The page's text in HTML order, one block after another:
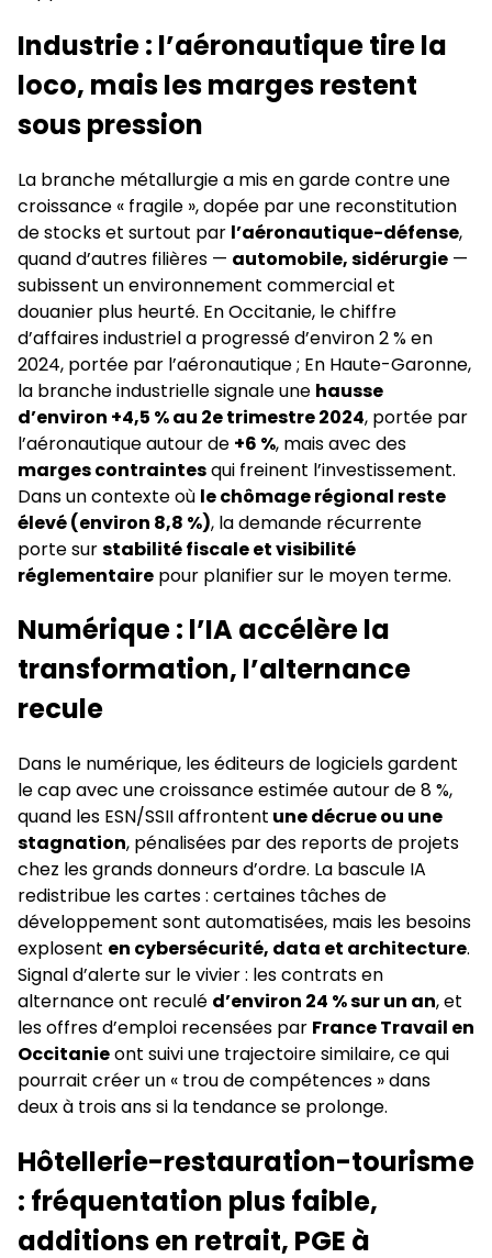
Industrie : l’aéronautique tire la
loco, mais les marges restent
sous pression
La branche métallurgie a mis en garde contre une
croissance « fragile », dopée par une reconstitution
de stocks et surtout par l’aéronautique-défense,
quand d’autres filières — automobile, sidérurgie —
subissent un environnement commercial et
douanier plus heurté. En Occitanie, le chiffre
d’affaires industriel a progressé d’environ 2 % en
2024, portée par l’aéronautique ; En Haute-Garonne,
la branche industrielle signale une hausse
d’environ +4,5 % au 2e trimestre 2024, portée par
l’aéronautique autour de +6 %, mais avec des
marges contraintesqui freinent l’investissement.
Dans un contexte où le chômage régional reste
élevé (environ 8,8 %), la demande récurrente
porte surstabilité fiscale et visibilité
réglementaire pour planifier sur le moyen terme.
Numérique : l’IA accélère la
transformation, l’alternance
recule
Dans le numérique, les éditeurs de logiciels gardent
le cap avec une croissance estimée autour de 8 %,
quand les ESN/SSII affrontent une décrue ou une
stagnation, pénalisées par des reports de projets
chez les grands donneurs d’ordre. La bascule IA
redistribue les cartes : certaines tâches de
développement sont automatisées, mais les besoins
explosent en cybersécurité, data et architecture.
Signal d’alerte sur le vivier : les contrats en
alternance ont reculé d’environ 24 % sur un an, et
les offres d’emploi recensées par France Travail en
Occitanieont suivi une trajectoire similaire, ce qui
pourrait créer un « trou de compétences » dans
deux à trois ans si la tendance se prolonge.
Hôtellerie-restauration-tourisme
: fréquentation plus faible,
additions en retrait, PGE à